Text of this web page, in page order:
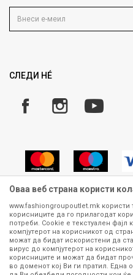
Кариера
Како да купите
Замена и рефундација на
Плаќање
СЛЕДИ НÉ
Сите информации околу
онлајн продавница се стремиме
меѓутоа не можеме да
пак дека сите производи во
Фотографиите се
дојде до потреба за замена на
Оваа веб страна користи
www.fashiongroupoutlet.mk користи
корисниците да го прилагодат
потреби. Cookie е текстуален фајл
компјутерот на корисникот од
можат да бидат искористени да
вирус до компјутерот на
корисниците и можат да бидат
во доменот кој Ви ги пратил.